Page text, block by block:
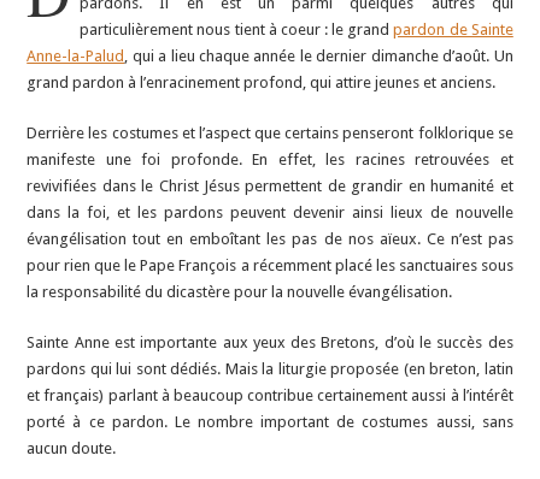
particulièrement nous tient à coeur : le grandpardon de Sainte
Anne-la-Palud , qui a lieu chaque année le dernier dimanche d’août. Un
grand pardon à l’enracinement profond, qui attire jeunes et anciens.
Derrière les costumes et l’aspect que certains penseront folklorique se
manifeste une foi profonde. En effet, les racines retrouvées et
revivifiées dans le Christ Jésus permettent de grandir en humanité et
dans la foi, et les pardons peuvent devenir ainsi lieux de nouvelle
évangélisation tout en emboîtant les pas de nos aïeux. Ce n’est pas
pour rien que le Pape François a récemment placé les sanctuaires sous
la responsabilité du dicastère pour la nouvelle évangélisation.
Sainte Anne est importante aux yeux des Bretons, d’où le succès des
pardons qui lui sont dédiés. Mais la liturgie proposée (en breton, latin
et français) parlant à beaucoup contribue certainement aussi à l’intérêt
porté à ce pardon. Le nombre important de costumes aussi, sans
aucun doute.